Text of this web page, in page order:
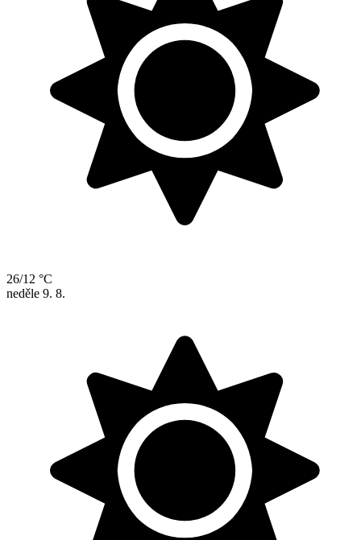
26/12 °C
neděle 9. 8.